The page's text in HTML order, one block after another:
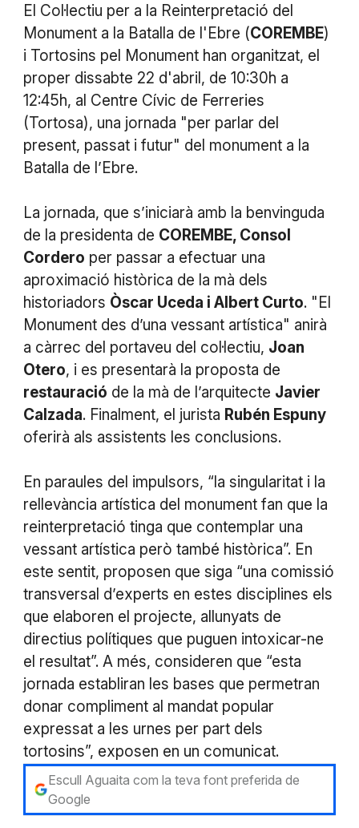
El Col·lectiu per a la Reinterpretació del
Monument a la Batalla de l'Ebre (COREMBE)
i Tortosins pel Monument han organitzat, el
proper dissabte 22 d'abril, de 10:30h a
12:45h, al Centre Cívic de Ferreries
(Tortosa), una jornada "per parlar del
present, passat i futur" del monument a la
Batalla de l’Ebre.
La jornada, que s’iniciarà amb la benvinguda
de la presidenta de COREMBE, Consol
Cordero per passar a efectuar una
aproximació històrica de la mà dels
historiadors Òscar Uceda i Albert Curto. "El
Monument des d’una vessant artística" anirà
a càrrec del portaveu del col·lectiu, Joan
Otero, i es presentarà la proposta de
restauració de la mà de l’arquitecte Javier
Calzada. Finalment, el jurista Rubén Espuny
oferirà als assistents les conclusions.
En paraules del impulsors, “la singularitat i la
rellevància artística del monument fan que la
reinterpretació tinga que contemplar una
vessant artística però també històrica”. En
este sentit, proposen que siga “una comissió
transversal d’experts en estes disciplines els
que elaboren el projecte, allunyats de
directius polítiques que puguen intoxicar-ne
el resultat”. A més, consideren que “esta
jornada establiran les bases que permetran
donar compliment al mandat popular
expressat a les urnes per part dels
tortosins”, exposen en un comunicat.
Escull Aguaita com la teva font preferida de
Google